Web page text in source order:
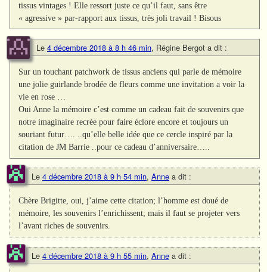
tissus vintages ! Elle ressort juste ce qu’il faut, sans être
« agressive » par-rapport aux tissus, très joli travail ! Bisous
Le 4 décembre 2018 à 8 h 46 min, Régine Bergot a dit :
Sur un touchant patchwork de tissus anciens qui parle de mémoire
une jolie guirlande brodée de fleurs comme une invitation a voir la
vie en rose …
Oui Anne la mémoire c’est comme un cadeau fait de souvenirs que
notre imaginaire recrée pour faire éclore encore et toujours un
souriant futur…. ..qu’elle belle idée que ce cercle inspiré par la
citation de JM Barrie ..pour ce cadeau d’anniversaire…..
Le 4 décembre 2018 à 9 h 54 min, Anne a dit :
Chère Brigitte, oui, j’aime cette citation; l’homme est doué de
mémoire, les souvenirs l’enrichissent; mais il faut se projeter vers
l’avant riches de souvenirs.
Le 4 décembre 2018 à 9 h 55 min, Anne a dit :